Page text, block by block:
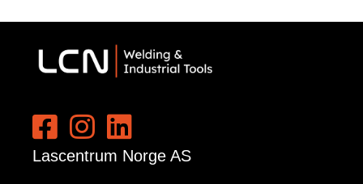
Lascentrum Norge AS